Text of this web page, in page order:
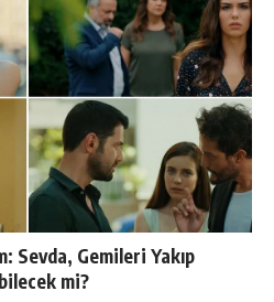
Sevda, Gemileri Yakıp
mi?